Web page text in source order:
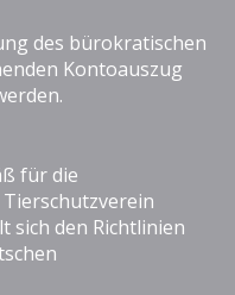
des bürokratischen
Kontoauszug
für die
sich den Richtlinien